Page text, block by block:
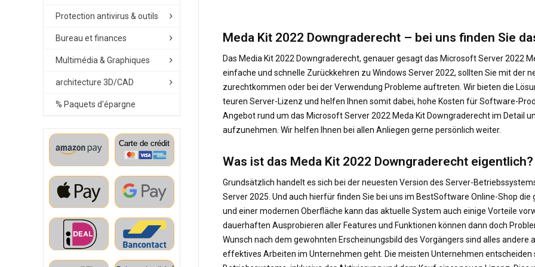
Protection antivirus & outils
Bureau et finances
Multimédia & Graphiques
architecture 3D/CAD
% Paquets d'épargne
Meda Kit 2022 Downgraderecht – bei uns finden Sie
Das Media Kit 2022 Downgraderecht, genauer gesagt das Microsoft Server 2022
einfache und schnelle Zurückkehren zu Windows Server 2022, sollten Sie mit der
zurechtkommen oder bei der Verwendung Probleme auftreten. Wir bieten die
teuren Server-Lizenz und helfen Ihnen somit dabei, hohe Kosten für Software-
Angebot rund um das Microsoft Server 2022 Meda Kit Downgraderecht im Detail
aufzunehmen. Wir helfen Ihnen bei allen Anliegen gerne persönlich weiter.
Was ist das Meda Kit 2022 Downgraderecht eigentlich?
Grundsätzlich handelt es sich bei der neuesten Version des Server-
Server 2025. Und auch hierfür finden Sie bei uns im BestSoftware Online-Shop
und einer modernen Oberfläche kann das aktuelle System auch einige Vorteile
dauerhaften Ausprobieren aller Features und Funktionen können dann doch
Wunsch nach dem gewohnten Erscheinungsbild des Vorgängers sind alles andere
effektives Arbeiten im Unternehmen geht. Die meisten Unternehmen entscheiden